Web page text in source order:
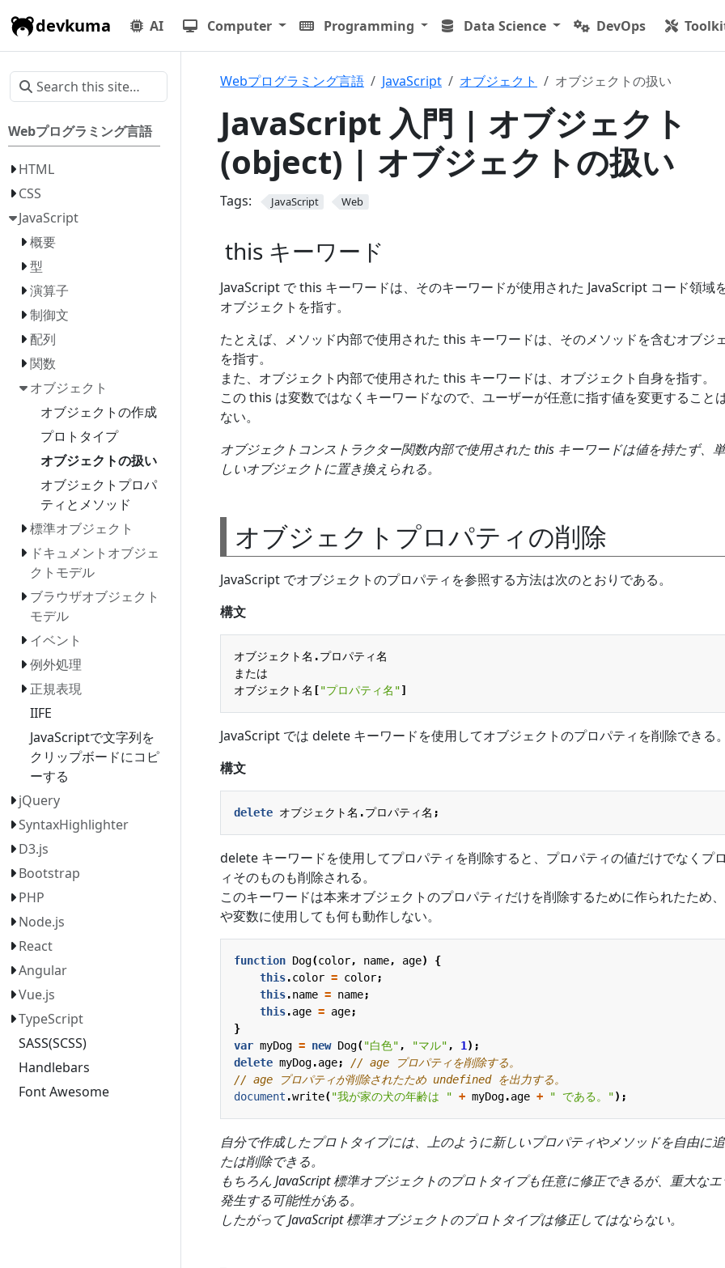
devkuma AI Computer Programming Data Science DevOps
Webプログラミング言語
HTML
CSS
JavaScript
概要
型
演算子
制御文
配列
関数
オブジェクト
オブジェクトの作成
プロトタイプ
オブジェクトの扱い
オブジェクトプロパ
ティとメソッド
標準オブジェクト
ドキュメントオブジェ
クトモデル
ブラウザオブジェクト
モデル
イベント
例外処理
正規表現
IIFE
JavaScriptで文字列を
クリップボードにコピ
ーする
jQuery
SyntaxHighlighter
D3.js
Bootstrap
PHP
Node.js
React
Angular
Vue.js
TypeScript
SASS(SCSS)
Handlebars
Font Awesome
Webプログラミング言語 JavaScript オブジェクト オブジェクトの扱い
JavaScript 入門 | オブジェクト
(object) | オブジェクトの扱い
Tags: JavaScript Web
this キーワード
JavaScript で this キーワードは、そのキーワードが使用された JavaScript コード領域
オブジェクトを指す。
たとえば、メソッド内部で使用された this キーワードは、そのメソッドを含むオブジ
を指す。
また、オブジェクト内部で使用された this キーワードは、オブジェクト自身を指す。
この this は変数ではなくキーワードなので、ユーザーが任意に指す値を変更すること
ない。
オブジェクトコンストラクター関数内部で使用された this キーワードは値を持たず、
しいオブジェクトに置き換えられる。
オブジェクトプロパティの削除
JavaScript でオブジェクトのプロパティを参照する方法は次のとおりである。
構文
オブジェクト名 .プロパティ名
または
オブジェクト名 ["プロパティ名"]
JavaScript では delete キーワードを使用してオブジェクトのプロパティを削除できる
構文
delete オブジェクト名 .プロパティ名 ;
delete キーワードを使用してプロパティを削除すると、プロパティの値だけでなくプ
ィそのものも削除される。
このキーワードは本来オブジェクトのプロパティだけを削除するために作られたため
や変数に使用しても何も動作しない。
function Dog(color, name, age)
{
this.color = color;
this.name = name;
this.age = age;
}
var myDog = new Dog("白色" , "マル" , 1 );
delete myDog.age;
document .write("我が家の犬の年齢は " + myDog.age + " である。");
自分で作成したプロトタイプには、上のように新しいプロパティやメソッドを自由に
たは削除できる。
もちろん JavaScript 標準オブジェクトのプロトタイプも任意に修正できるが、重大な
発生する可能性がある。
したがって JavaScript 標準オブジェクトのプロトタイプは修正してはならない。